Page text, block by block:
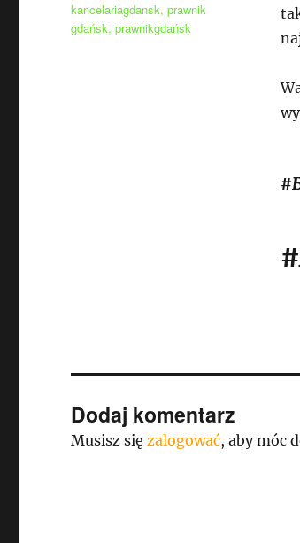
kancelariagdansk,prawnik
gdańsk,prawnikgdańsk
Dodaj komentarz
Musisz sięzalogować, aby móc